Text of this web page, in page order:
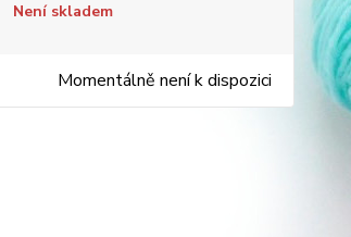
Není skladem
Momentálně není k dispozici